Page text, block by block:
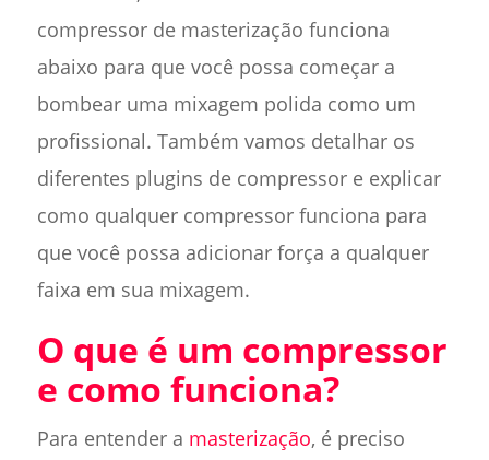
compressor de masterização funciona
abaixo para que você possa começar a
bombear uma mixagem polida como um
profissional. Também vamos detalhar os
diferentes plugins de compressor e explicar
como qualquer compressor funciona para
que você possa adicionar força a qualquer
faixa em sua mixagem.
O que é um compressor
e como funciona?
Para entender a masterização, é preciso